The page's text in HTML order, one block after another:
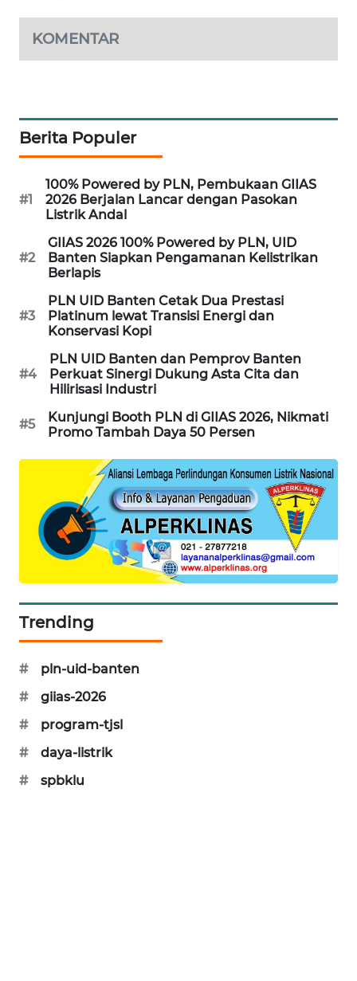
KOMENTAR
Berita Populer
#1
100% Powered by PLN, Pembukaan GIIAS
2026 Berjalan Lancar dengan Pasokan
Listrik Andal
#2
GIIAS 2026 100% Powered by PLN, UID
Banten Siapkan Pengamanan Kelistrikan
Berlapis
#3
PLN UID Banten Cetak Dua Prestasi
Platinum lewat Transisi Energi dan
Konservasi Kopi
#4
PLN UID Banten dan Pemprov Banten
Perkuat Sinergi Dukung Asta Cita dan
Hilirisasi Industri
#5
Kunjungi Booth PLN di GIIAS 2026, Nikmati
Promo Tambah Daya 50 Persen
Trending
#
pln-uid-banten
#
giias-2026
#
program-tjsl
#
daya-listrik
#
spbklu
ALPERKLINAS
NEWS
SITUNGIR
NEWS
SIDIKALANG
NEWS
SIBARAGAS
NEWS
METRO
SIANTAR
NEWS
METRO
METRO
JAKARTA
NEWS
NEWS
NEWS
JURNAL
MARITIM
NEWS